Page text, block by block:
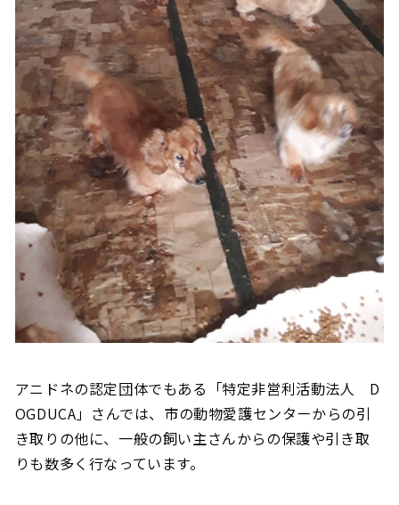
アニドネの認定団体でもある「特定非営利活動法人 D
OGDUCA」さんでは、市の動物愛護センターからの引
き取りの他に、一般の飼い主さんからの保護や引き取
りも数多く行なっています。